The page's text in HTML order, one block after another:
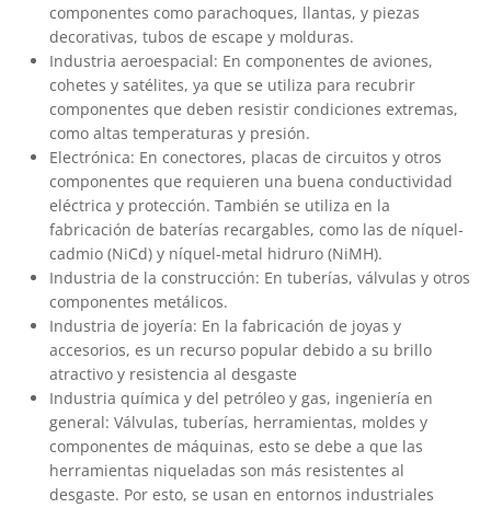
componentes como parachoques, llantas, y piezas
decorativas, tubos de escape y molduras.
Industria aeroespacial: En componentes de aviones,
cohetes y satélites, ya que se utiliza para recubrir
componentes que deben resistir condiciones extremas,
como altas temperaturas y presión.
Electrónica: En conectores, placas de circuitos y otros
componentes que requieren una buena conductividad
eléctrica y protección. También se utiliza en la
fabricación de baterías recargables, como las de níquel-
cadmio (NiCd) y níquel-metal hidruro (NiMH).
Industria de la construcción: En tuberías, válvulas y otros
componentes metálicos.
Industria de joyería: En la fabricación de joyas y
accesorios, es un recurso popular debido a su brillo
atractivo y resistencia al desgaste
Industria química y del petróleo y gas, ingeniería en
general: Válvulas, tuberías, herramientas, moldes y
componentes de máquinas, esto se debe a que las
herramientas niqueladas son más resistentes al
desgaste. Por esto, se usan en entornos industriales